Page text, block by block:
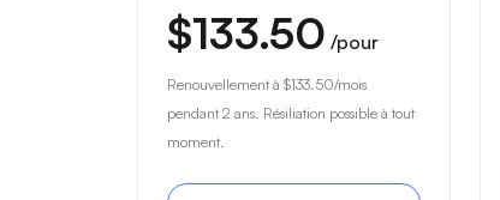
$133.50 /pour
Renouvellement à $133.50/mois
pendant 2 ans. Résiliation possible à tout
moment.